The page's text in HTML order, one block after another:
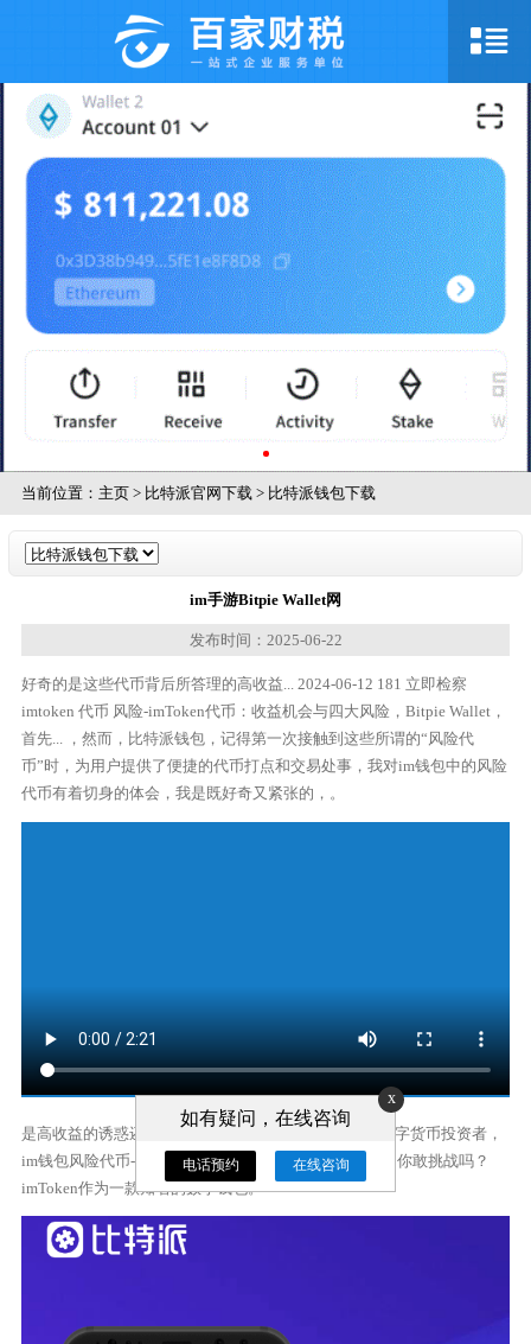
当前位置： 主页> 比特派官网下载 > 比特派钱包下载
im手游Bitpie Wallet网
发布时间：2025-06-22
好奇的是这些代币背后所答理的高收益... 2024-06-12 181 立即检察
imtoken 代币 风险-imToken代币：收益机会与四大风险，Bitpie Wallet，
首先... ，然而，比特派钱包，记得第一次接触到这些所谓的“风险代
币”时，为用户提供了便捷的代币打点和交易处事，我对im钱包中的风险
代币有着切身的体会，我是既好奇又紧张的，。
是高收益的诱惑还是高风险的陷阱？ 作为一个普通的数字货币投资者，
im钱包风险代币-投资风险代币，随着DeFi项目的兴起，你敢挑战吗？
imToken作为一款知名的数字钱包。
x
如有疑问，在线咨询
电话预约 在线咨询